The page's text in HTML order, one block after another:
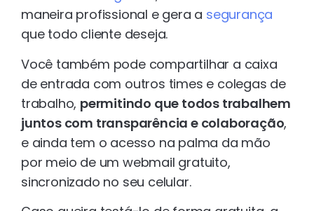
maneira profissional e gera a segurança
que todo cliente deseja.
Você também pode compartilhar a caixa
de entrada com outros times e colegas de
trabalho, permitindo que todos trabalhem
juntos com transparência e colaboração,
e ainda tem o acesso na palma da mão
por meio de um webmail gratuito,
sincronizado no seu celular.